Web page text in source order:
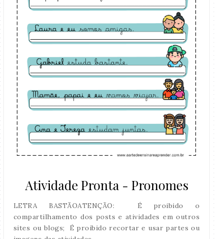
Atividade Pronta - Pronomes
LETRA BASTÃOATENÇÃO: É proibido o
compartilhamento dos posts e atividades em outros
sites ou blogs; É proibido recortar e usar partes ou